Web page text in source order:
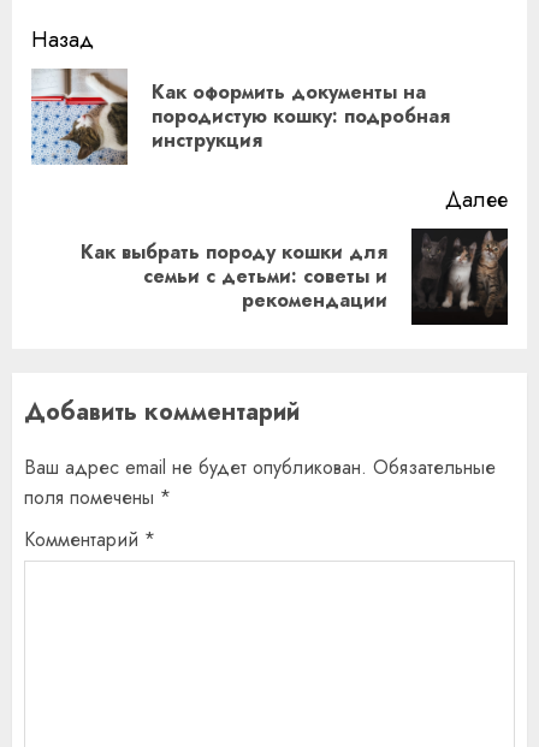
Продолжить
чтение
Назад
Как оформить документы на
породистую кошку: подробная
инструкция
Далее
Следующая
Как выбрать породу кошки для
семьи с детьми: советы и
рекомендации
Добавить комментарий
Ваш адрес email не будет опубликован. Обязательные
поля помечены *
Комментарий *